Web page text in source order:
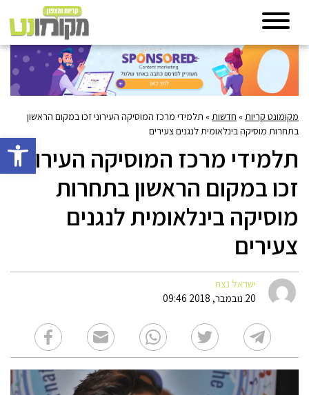
פתח
מקומונט קריות » חדשות » תלמידי מרכז המוסיקה העירוני זכו במקום הראשון
בתחרות מוסיקה בינלאומית לנגנים צעירים
תלמידי מרכז המוסיקה העירוני
זכו במקום הראשון בתחרות
מוסיקה בינלאומית לנגנים
צעירים
ישראל נצח
20 נובמבר, 2018 09:46